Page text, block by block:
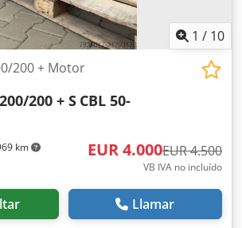
1 / 10
km
200 + Motor
200 + S CBL 50-
EUR 4.000EUR 4.500
VB IVA no incluído
Llamar